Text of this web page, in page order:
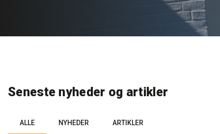
Downloads
Seneste nyheder og artikler
ALLE NYHEDER ARTIKLER